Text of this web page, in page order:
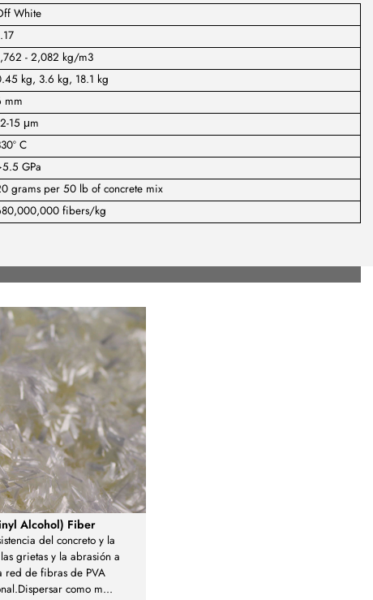
White
- 2,082 kg/m3
kg, 3.6 kg, 18.1 kg
mm
15 μm
C
GPa
grams per 50 lb of concrete mix
fibers/kg
Alcohol) Fiber
del concreto y la
grietas y la abrasión a
red de fibras de PVA
como m...